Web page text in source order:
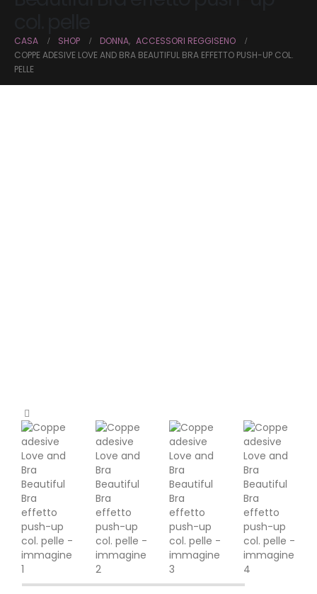
CASA SHOP DONNA, ACCESSORI REGGISENO
COPPE ADESIVE LOVE AND BRA BEAUTIFUL BRA EFFETTO PUSH-UP COL.
PELLE